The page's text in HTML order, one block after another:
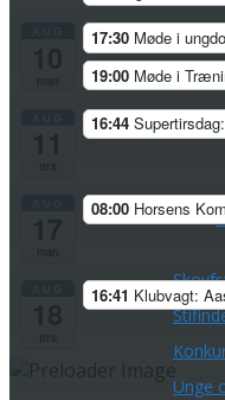
Unge
17:30 Møde i
19:00 Møde i
16:44
08:00 Horsens
16:41 Klubvagt: